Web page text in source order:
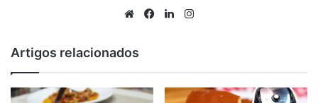
WebsiteFacebookLinkedin
Artigos relacionados